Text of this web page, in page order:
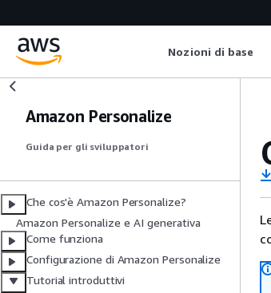
Nozioni di base
Amazon Personalize
Guida per gli sviluppatori
Che cos'è Amazon Personalize?
Amazon Personalize e AI generativa
Come funziona
Configurazione di Amazon Personalize
Tutorial introduttivi